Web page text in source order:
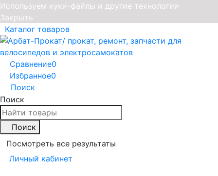
Используем куки-файлы и другие технологии
Закрыть
Каталог товаров
Сравнение0
Избранное0
Поиск
Поиск
Поиск
Посмотреть все результаты
Личный кабинет